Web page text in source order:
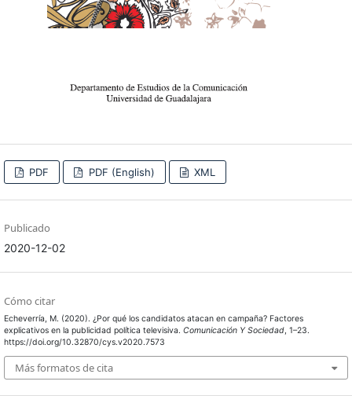
PDF PDF (English) XML
Publicado
2020-12-02
Cómo citar
Echeverría, M. (2020). ¿Por qué los candidatos atacan en campaña? Factores
explicativos en la publicidad política televisiva. Comunicación Y Sociedad, 1–23.
https://doi.org/10.32870/cys.v2020.7573
Más formatos de cita